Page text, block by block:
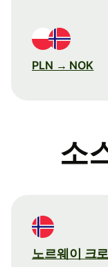
PLN → NOK
소
노르웨이 크로